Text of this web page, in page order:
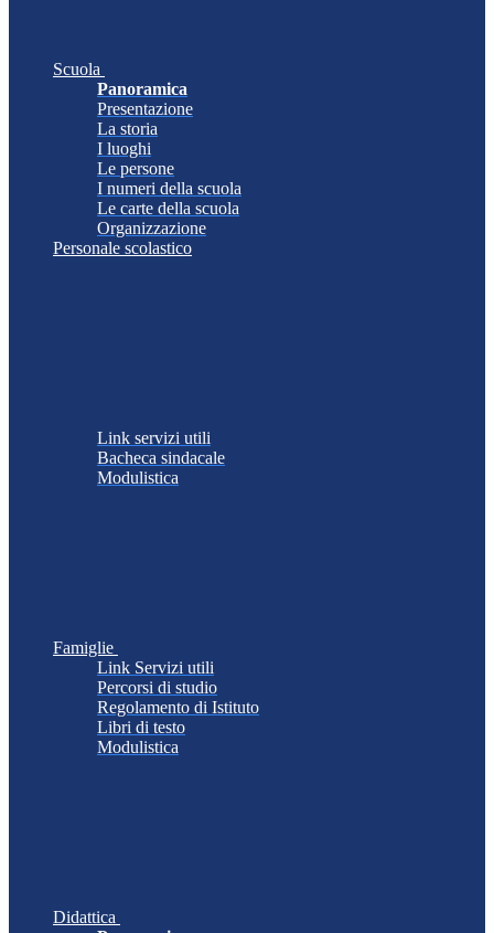
Scuola
Panoramica
Presentazione
La storia
I luoghi
Le persone
I numeri della scuola
Le carte della scuola
Organizzazione
Personale scolastico
Link servizi utili
Bacheca sindacale
Modulistica
Famiglie
Link Servizi utili
Percorsi di studio
Regolamento di Istituto
Libri di testo
Modulistica
Didattica